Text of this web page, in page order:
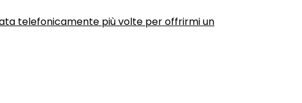
telefonicamente più volte per offrirmi un